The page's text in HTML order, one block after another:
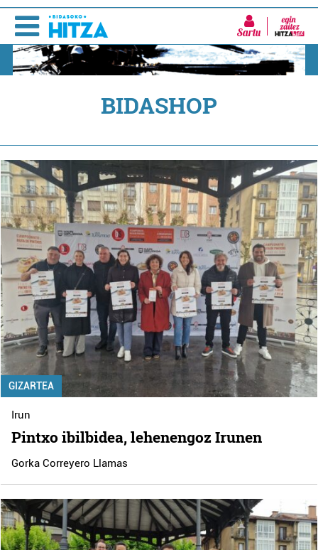
Sartu
BIDASHOP
GIZARTEA
Irun
Pintxo ibilbidea, lehenengoz Irunen
Gorka Correyero Llamas